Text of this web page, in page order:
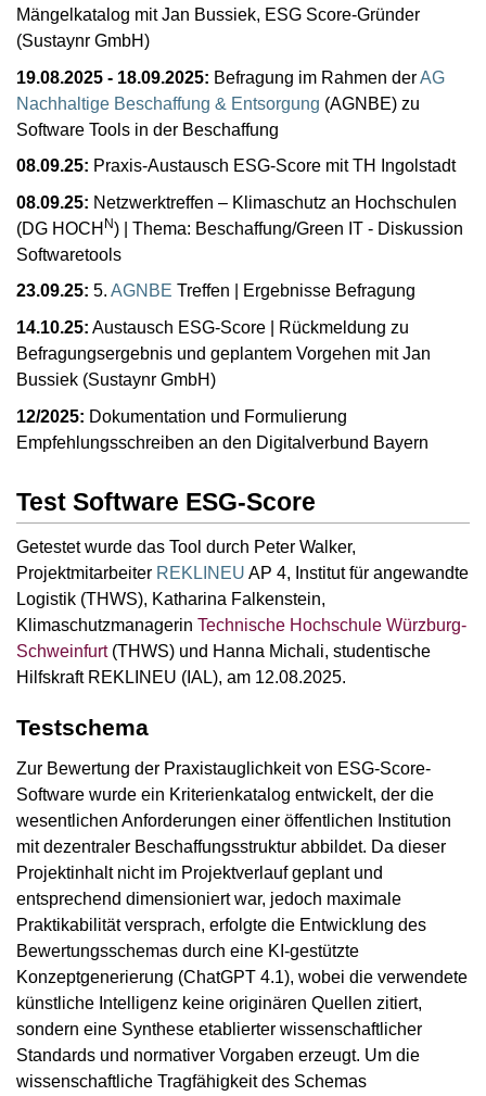
Mängelkatalog mit Jan Bussiek, ESG Score-Gründer
(Sustaynr GmbH)
19.08.2025 - 18.09.2025: Befragung im Rahmen derAG
Nachhaltige Beschaffung & Entsorgung (AGNBE) zu
Software Tools in der Beschaffung
08.09.25: Praxis-Austausch ESG-Score mit TH Ingolstadt
08.09.25: Netzwerktreffen – Klimaschutz an Hochschulen
(DG HOCH N) | Thema: Beschaffung/Green IT - Diskussion
Softwaretools
23.09.25: 5. AGNBE Treffen | Ergebnisse Befragung
14.10.25: Austausch ESG-Score | Rückmeldung zu
Befragungsergebnis und geplantem Vorgehen mit Jan
Bussiek (Sustaynr GmbH)
12/2025: Dokumentation und Formulierung
Empfehlungsschreiben an den Digitalverbund Bayern
Test Software ESG-Score
Getestet wurde das Tool durch Peter Walker,
Projektmitarbeiter REKLINEU AP 4, Institut für angewandte
Logistik (THWS), Katharina Falkenstein,
Klimaschutzmanagerin Technische Hochschule Würzburg-
Schweinfurt(THWS) und Hanna Michali, studentische
Hilfskraft REKLINEU (IAL), am 12.08.2025.
Testschema
Zur Bewertung der Praxistauglichkeit von ESG-Score-
Software wurde ein Kriterienkatalog entwickelt, der die
wesentlichen Anforderungen einer öffentlichen Institution
mit dezentraler Beschaffungsstruktur abbildet. Da dieser
Projektinhalt nicht im Projektverlauf geplant und
entsprechend dimensioniert war, jedoch maximale
Praktikabilität versprach, erfolgte die Entwicklung des
Bewertungsschemas durch eine KI-gestützte
Konzeptgenerierung (ChatGPT 4.1), wobei die verwendete
künstliche Intelligenz keine originären Quellen zitiert,
sondern eine Synthese etablierter wissenschaftlicher
Standards und normativer Vorgaben erzeugt. Um die
wissenschaftliche Tragfähigkeit des Schemas